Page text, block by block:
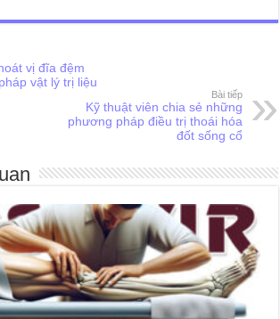
vị đĩa đệm
vật lý trị liệu
Bài tiếp
Kỹ thuật viên chia sẻ những
phương pháp điều trị thoái hóa
đốt sống cổ